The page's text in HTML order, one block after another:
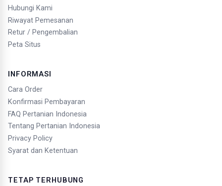
Hubungi Kami
Riwayat Pemesanan
Retur / Pengembalian
Peta Situs
INFORMASI
Cara Order
Konfirmasi Pembayaran
FAQ Pertanian Indonesia
Tentang Pertanian Indonesia
Privacy Policy
Syarat dan Ketentuan
TETAP TERHUBUNG